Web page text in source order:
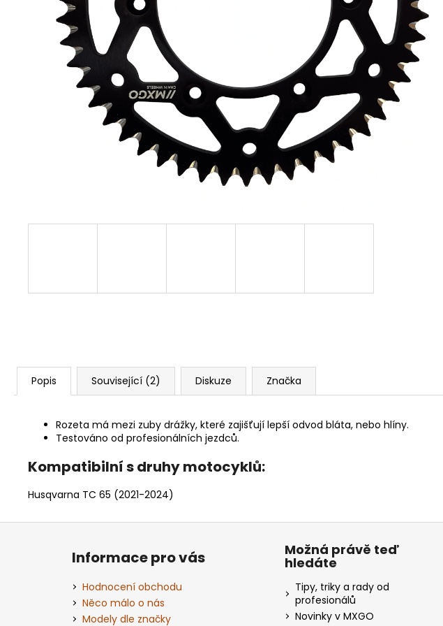
Popis Související (2) Diskuze Značka
Rozeta má mezi zuby drážky, které zajišťují lepší odvod bláta, nebo hlíny.
Testováno od profesionálních jezdců.
Kompatibilní s druhy motocyklů:
Husqvarna TC 65 (2021-2024)
KOLEČKO FANTIC XXF 450 (22-24) E427
199 Kč
KOLEČKO FANTIC XXF
199 Kč
Z
Informace pro vás
Hodnocení obchodu
Něco málo o nás
Modely dle značky
Možná právě teď
hledáte
Tipy, triky a rady od
profesionálů
Novinky v MXGO